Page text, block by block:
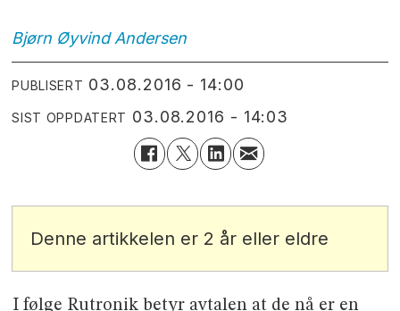
Bjørn Øyvind Andersen
PUBLISERT 03.08.2016 - 14:00
SIST OPPDATERT 03.08.2016 - 14:03
Denne artikkelen er 2 år eller eldre
I følge Rutronik betyr avtalen at de nå er en